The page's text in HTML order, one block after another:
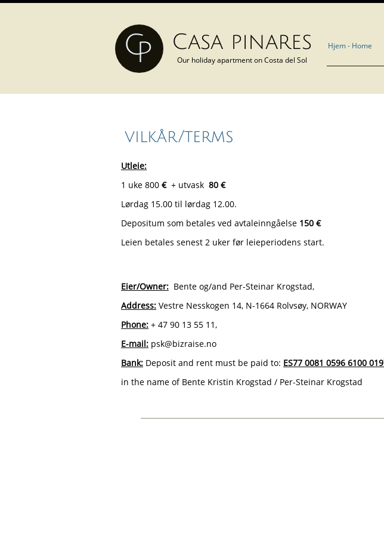
CP Casa pinares
Our holiday apartment on Costa del Sol
Hjem - Home
vilkår/terms
Utleie:
1 uke 800 € + utvask 80 €
Lørdag 15.00 til lørdag 12.00.
Depositum som betales ved avtaleinngåelse 150 €
Leien betales senest 2 uker før leieperiodens start.
Eier/Owner: Bente og/and Per-Steinar Krogstad,
Address: Vestre Nesskogen 14, N-1664 Rolvsøy, NORWAY
Phone: + 47 90 13 55 11,
E-mail: psk@bizraise.no
Bank: Deposit and rent must be paid to: ES77 0081 0596 6100
in the name of Bente Kristin Krogstad / Per-Steinar Krogstad